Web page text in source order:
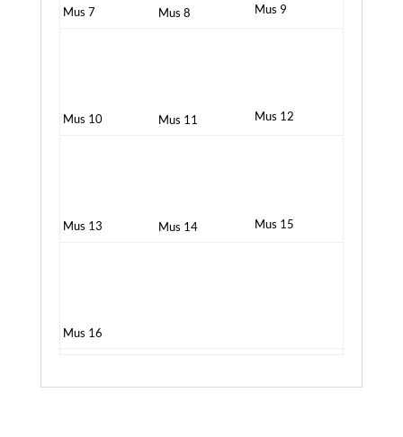
Mus 7 Mus 8 Mus 9
Mus 10 Mus 11 Mus 12
Mus 13 Mus 14 Mus 15
Mus 16